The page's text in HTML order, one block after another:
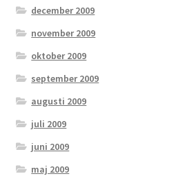
december 2009
november 2009
oktober 2009
september 2009
augusti 2009
juli 2009
juni 2009
maj 2009